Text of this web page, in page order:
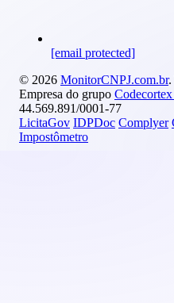
[email protected]
© 2026 MonitorCNPJ.com.br.
Empresa do grupo
44.569.891/0001-77
LicitaGov IDPDoc Complyer
Impostômetro